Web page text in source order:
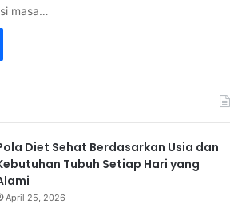
masa…
Diet Sehat Berdasarkan Usia dan
Tubuh Setiap Hari yang
April 25, 2026